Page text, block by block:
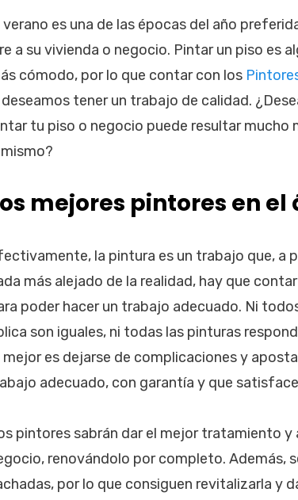
verano es una de las épocas del año
a su vivienda o negocio. Pintar un piso es
cómodo, por lo que contar con los
deseamos tener un trabajo de calidad.
tu piso o negocio puede resultar mucho
mejores pintores en
la pintura es un trabajo que, a
más alejado de la realidad, hay que
poder hacer un trabajo adecuado. Ni
son iguales, ni todas las pinturas
mejor es dejarse de complicaciones y
adecuado, con garantía y que
pintores sabrán dar el mejor tratamiento y
renovándolo por completo. Además,
por lo que consiguen revitalizarla y